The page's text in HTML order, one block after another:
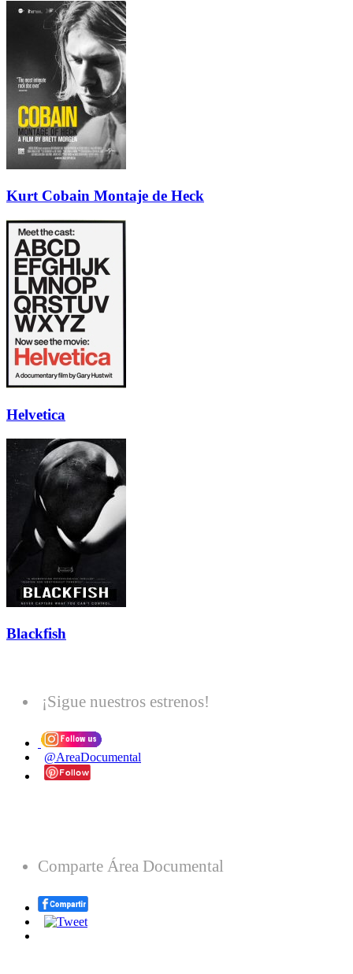
Kurt Cobain Montaje de Heck
Helvetica
Blackfish
¡Sigue nuestros estrenos!
@AreaDocumental
Comparte Área Documental